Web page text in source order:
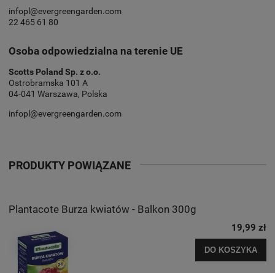
infopl@evergreengarden.com
22 465 61 80
Osoba odpowiedzialna na terenie UE
Scotts Poland Sp. z o.o.
Ostrobramska 101 A
04-041 Warszawa, Polska
infopl@evergreengarden.com
PRODUKTY POWIĄZANE
Plantacote Burza kwiatów - Balkon 300g
19,99 zł
DO KOSZYKA